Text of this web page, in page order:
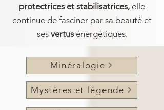
protectrices et stabilisatrices, elle
continue de fasciner par sa beauté et
ses vertusénergétiques.
Minéralogie
Mystères et légende